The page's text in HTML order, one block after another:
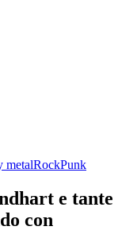
metalRockPunk
e tante
con